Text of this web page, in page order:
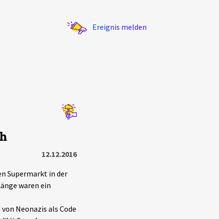
Ereignis melden
12.12.2016
Supermarkt in der
waren ein
Neonazis als Code